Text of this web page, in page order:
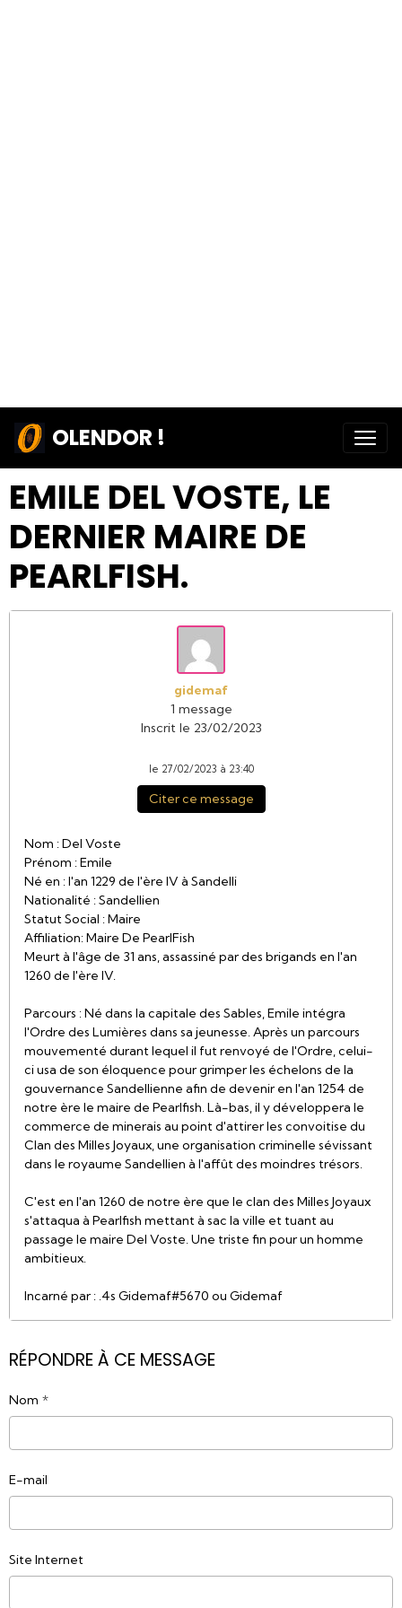
OLENDOR !
EMILE DEL VOSTE, LE
DERNIER MAIRE DE
PEARLFISH.
gidemaf
1 message
Inscrit le 23/02/2023
le 27/02/2023 à 23:40
Citer ce message
Nom : Del Voste
Prénom : Emile
Né en : l'an 1229 de l'ère IV à Sandelli
Nationalité : Sandellien
Statut Social : Maire
Affiliation: Maire De PearlFish
Meurt à l'âge de 31 ans, assassiné par des brigands en l'an
1260 de l'ère IV.
Parcours : Né dans la capitale des Sables, Emile intégra
l'Ordre des Lumières dans sa jeunesse. Après un parcours
mouvementé durant lequel il fut renvoyé de l'Ordre, celui-
ci usa de son éloquence pour grimper les échelons de la
gouvernance Sandellienne afin de devenir en l'an 1254 de
notre ère le maire de Pearlfish. Là-bas, il y développera le
commerce de minerais au point d'attirer les convoitise du
Clan des Milles Joyaux, une organisation criminelle sévissant
dans le royaume Sandellien à l'affût des moindres trésors.
C'est en l'an 1260 de notre ère que le clan des Milles Joyaux
s'attaqua à Pearlfish mettant à sac la ville et tuant au
passage le maire Del Voste. Une triste fin pour un homme
ambitieux.
Incarné par : .4s Gidemaf#5670 ou Gidemaf
RÉPONDRE À CE MESSAGE
Nom
E-mail
Site Internet